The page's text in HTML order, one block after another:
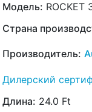
Модель: ROCKET
Страна
Производитель:
Дилерский
Длина: 24.0 Ft